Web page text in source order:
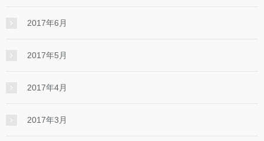
2017年6月
2017年5月
2017年4月
2017年3月